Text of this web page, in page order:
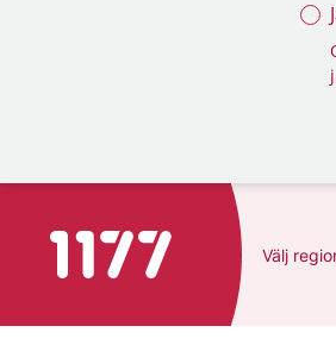
Till startsidan för 1177 Välj